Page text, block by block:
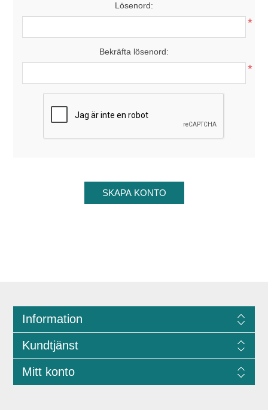
Lösenord:
*
Bekräfta lösenord:
*
Information
Kundtjänst
Mitt konto